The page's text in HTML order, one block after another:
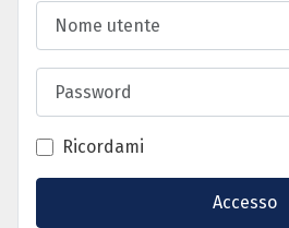
Ricordami
Accesso